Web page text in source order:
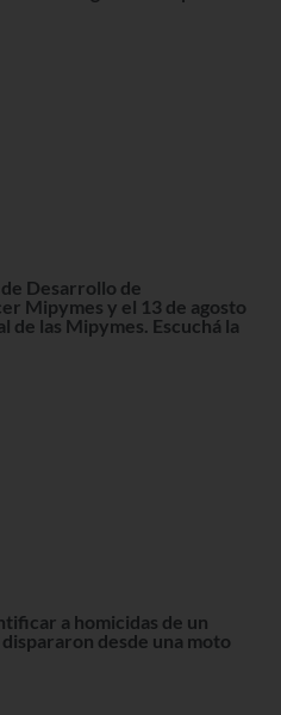
Desarrollo de
Mipymes y el 13 de agosto
de las Mipymes. Escuchá la
a homicidas de un
desde una moto